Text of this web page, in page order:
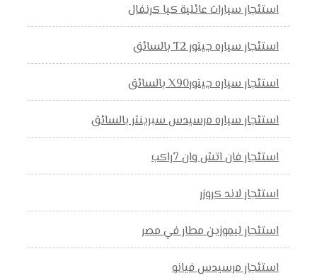
استئجار سيارات عائلية كيا كرنفال
استئجار سياره جيتور T2 بالسائق
استئجار سياره جيتورX90 بالسائق
استئجار سياره مرسيدس سبرينتر بالسائق
استئجار فان اتش وان 7راكب
استئجار لاند كروزر
استئجار ليموزين مطار في مصر
استئجار مرسيدس فيانو